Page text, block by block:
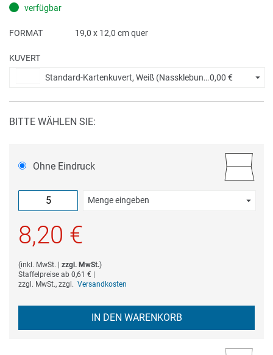
verfügbar
FORMAT 19,0 x 12,0 cm quer
KUVERT
Standard-Kartenkuvert, Weiß (Nassklebung) +0,00 €
BITTE WÄHLEN SIE:
Ohne Eindruck
Menge eingeben
8,20 €
(inkl. MwSt. | zzgl. MwSt.)
Staffelpreise ab 0,61 € |
zzgl. MwSt., zzgl. Versandkosten
IN DEN WARENKORB